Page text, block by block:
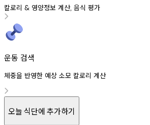
칼로리 & 영양정보 계산, 음식 평가
운동 검색
체중을 반영한 예상 소모 칼로리 계산
오늘 식단에 추가하기